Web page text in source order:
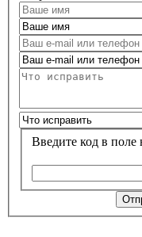
Введите код в поле